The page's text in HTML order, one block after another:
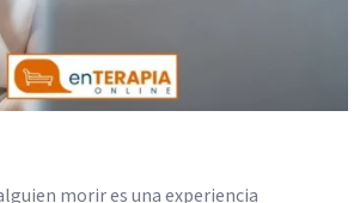
morir es una experiencia